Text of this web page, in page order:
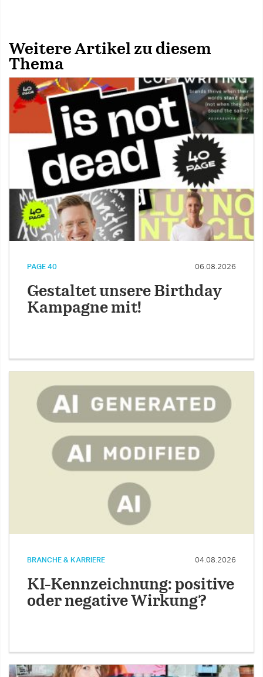
Weitere Artikel zu diesem
Thema
PAGE 40 06.08.2026
Gestaltet unsere Birthday
Kampagne mit!
BRANCHE & KARRIERE 04.08.2026
KI-Kennzeichnung: positive
oder negative Wirkung?